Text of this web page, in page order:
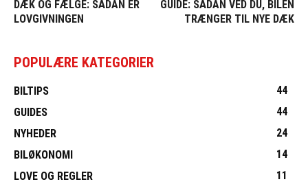
DÆK OG FÆLGE: SÅDAN ER
LOVGIVNINGEN
GUIDE: SÅDAN VED DU, BILEN
TRÆNGER TIL NYE DÆK
POPULÆRE KATEGORIER
BILTIPS
44
GUIDES
44
NYHEDER
24
BILØKONOMI
14
LOVE OG REGLER
11